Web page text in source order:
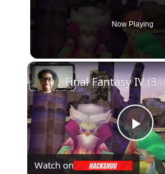
Now Playing
Final Fantasy IV (3D Remake) - Let's Play 005 - Golbez, você vai pagar pelo que fez!
Watch on